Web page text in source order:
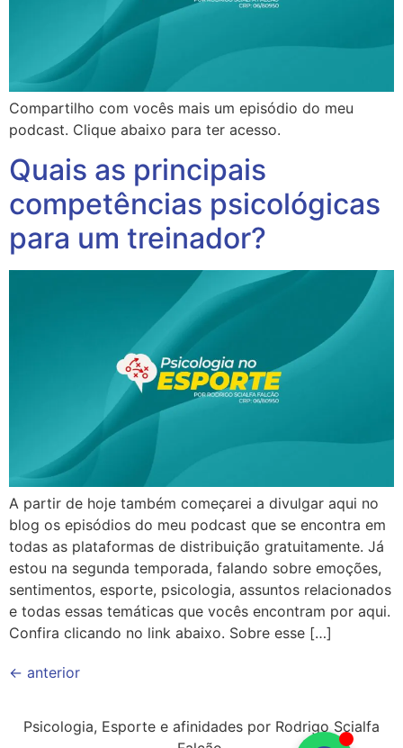
Compartilho com vocês mais um episódio do meu
podcast. Clique abaixo para ter acesso.
Quais as principais
competências psicológicas
para um treinador?
A partir de hoje também começarei a divulgar aqui no
blog os episódios do meu podcast que se encontra em
todas as plataformas de distribuição gratuitamente. Já
estou na segunda temporada, falando sobre emoções,
sentimentos, esporte, psicologia, assuntos relacionados
e todas essas temáticas que vocês encontram por aqui.
Confira clicando no link abaixo. Sobre esse […]
← anterior
Psicologia, Esporte e afinidades por Rodrigo Scialfa